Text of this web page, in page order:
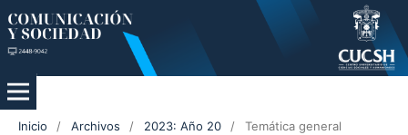
Inicio / Archivos / 2023: Año 20 / Temática general